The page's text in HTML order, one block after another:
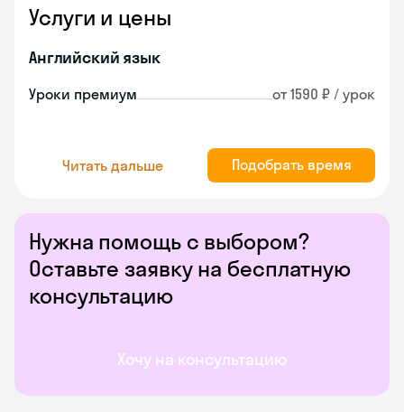
Нужна помощь с выбором?
Оставьте заявку на бесплатную
консультацию
Хочу на консультацию
Услуги и цены
Английский язык
Уроки премиум от 1590 ₽ / урок
Читать дальше Подобрать время